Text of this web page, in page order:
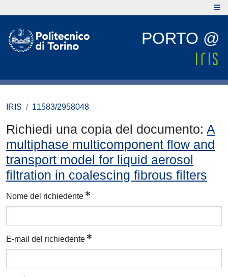
PORTO @
IRIS 11583/2958048
Richiedi una copia del documento: A
multiphase multicomponent flow and
transport model for liquid aerosol
filtration in coalescing fibrous filters
Nome del richiedente
E-mail del richiedente